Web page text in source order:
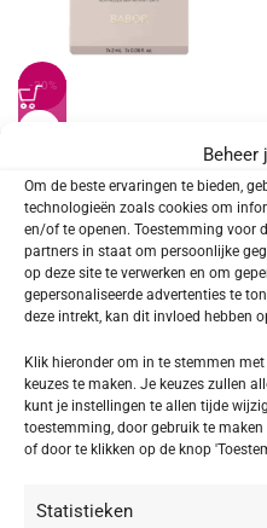
Beheer
Om de beste ervaringen te bieden,
technologieën zoals cookies om
en/of te openen. Toestemming voor
partners in staat om persoonlijke
op deze site te verwerken en om
gepersonaliseerde advertenties te
deze intrekt, kan dit invloed hebben
Klik hieronder om in te stemmen
keuzes te maken. Je keuzes zullen
kunt je instellingen te allen tijde
toestemming, door gebruik te
of door te klikken op de knop
Statistieken
TOEPASSING
Gezicht
SOORT PRODUCT
-20%
29,90 €23,92